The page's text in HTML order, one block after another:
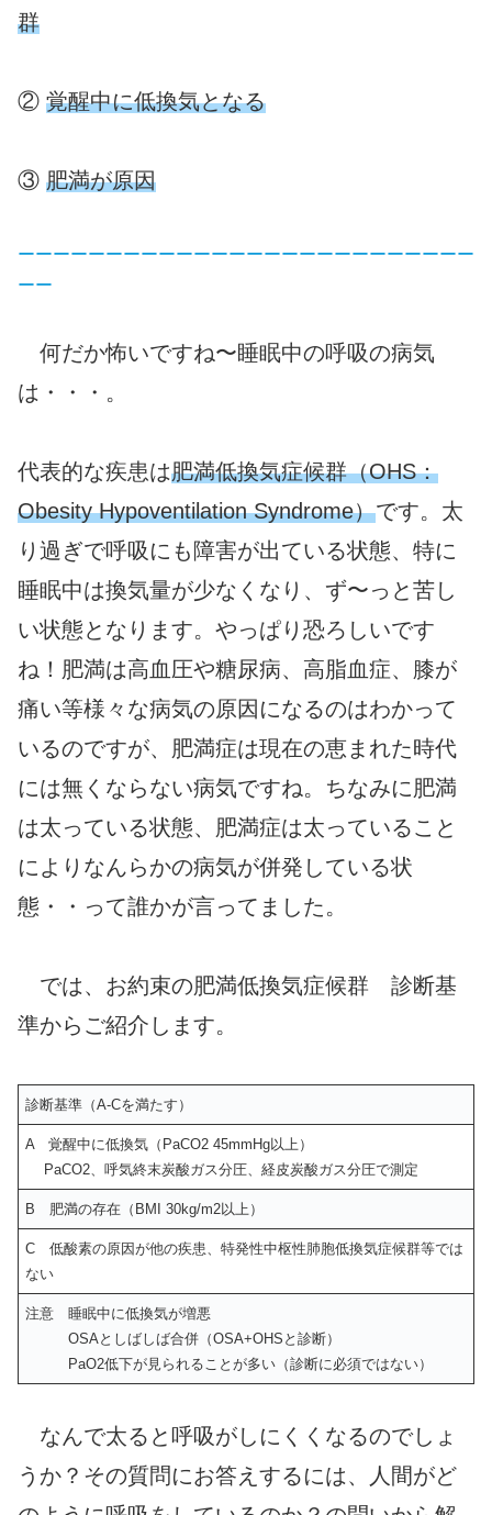
群
② 覚醒中に低換気となる
③ 肥満が原因
ーーーーーーーーーーーーーーーーーーーーーーーーーー
ーー
何だか怖いですね〜睡眠中の呼吸の病気
は・・・。
代表的な疾患は肥満低換気症候群（OHS：
Obesity Hypoventilation Syndrome）です。太
り過ぎで呼吸にも障害が出ている状態、特に
睡眠中は換気量が少なくなり、ず〜っと苦し
い状態となります。やっぱり恐ろしいです
ね！肥満は高血圧や糖尿病、高脂血症、膝が
痛い等様々な病気の原因になるのはわかって
いるのですが、肥満症は現在の恵まれた時代
には無くならない病気ですね。ちなみに肥満
は太っている状態、肥満症は太っていること
によりなんらかの病気が併発している状
態・・って誰かが言ってました。
では、お約束の肥満低換気症候群 診断基
準からご紹介します。
診断基準（A-Cを満たす）
A 覚醒中に低換気（PaCO2 45mmHg以上）
PaCO2、呼気終末炭酸ガス分圧、経皮炭酸ガス分圧で測定
B 肥満の存在（BMI 30kg/m2以上）
C 低酸素の原因が他の疾患、特発性中枢性肺胞低換気症候群等では
ない
注意 睡眠中に低換気が増悪
OSAとしばしば合併（OSA+OHSと診断）
PaO2低下が見られることが多い（診断に必須ではない）
なんで太ると呼吸がしにくくなるのでしょ
うか？その質問にお答えするには、人間がど